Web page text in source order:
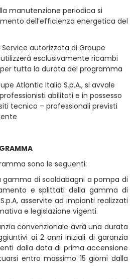
manutenzione periodica si
dell’efficienza energetica del
Service autorizzata di Groupe
esclusivamente ricambi
tutta la durata del programma
Atlantic Italia S.p.A., si avvale
abilitati e in possesso
tecnico – professionali previsti
sono le seguenti:
gamma di scaldabagni a pompa di
e splittati della gamma di
asservite ad impianti realizzati
e legislazione vigenti.
convenzionale avrà una durata
ai 2 anni iniziali di garanzia
dalla data di prima accensione
entro massimo 15 giorni dalla